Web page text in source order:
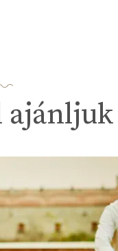
ajánljuk